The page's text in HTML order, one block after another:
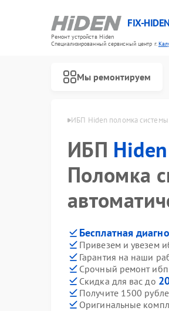
FIX-
Ремонт устройств Hiden
Специализированный cервисный центр г.
Мы ремонтируем
ибп Hiden в Калуге ИБП Hiden поломка системы
ИБП Hiden
Поломка
Бесплатная
Привезем и увезем
Гарантия на наши
Срочный ремонт ибп
Скидка для вас до
Получите 1500
Оригинальные